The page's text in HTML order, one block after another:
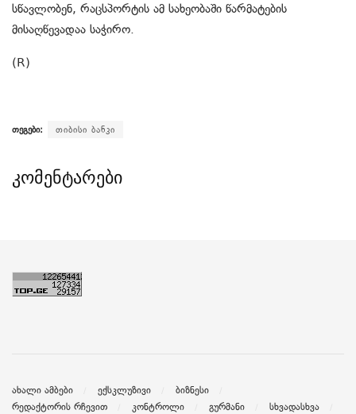
სწავლობენ, რაცსპორტის ამ სახეობაში წარმატების
მისაღწევადაა საჭირო.
(R)
თეგები: თიბისი ბანკი
კომენტარები
ახალი ამბები ექსკლუზივი
ბიზნესი
რედაქტორის რჩევით
კონტროლი გურმანი
სხვადასხვა